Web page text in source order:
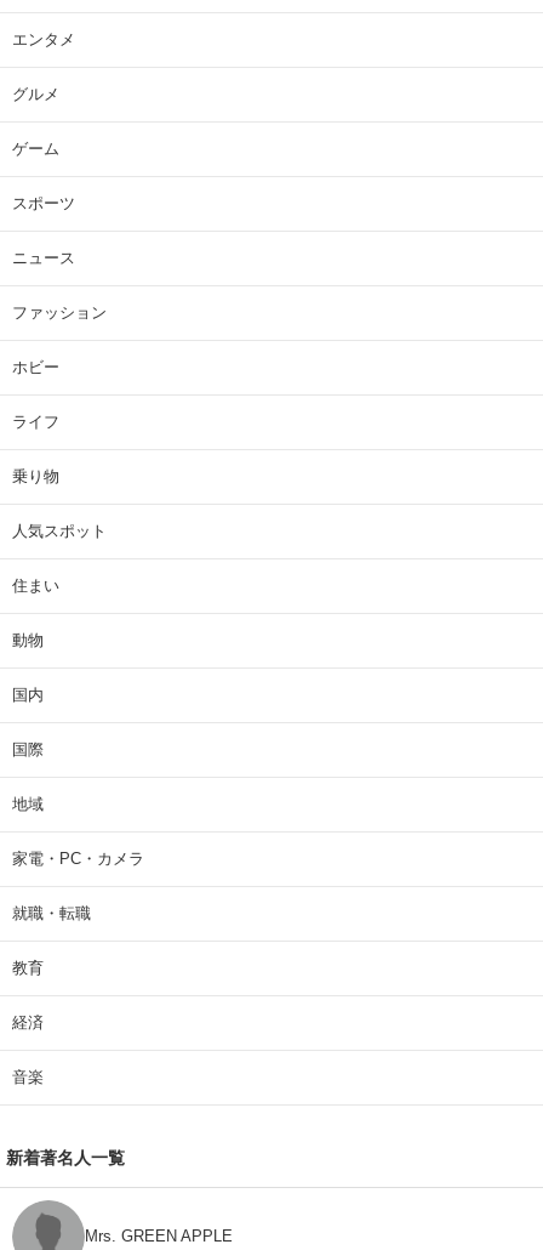
エンタメ
グルメ
ゲーム
スポーツ
ニュース
ファッション
ホビー
ライフ
乗り物
人気スポット
住まい
動物
国内
国際
地域
家電・PC・カメラ
就職・転職
教育
経済
音楽
新着著名人一覧
Mrs. GREEN APPLE